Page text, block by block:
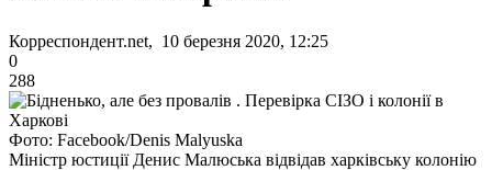
Корреспондент.net, 10 березня 2020, 12:25
0
288
Фото: Facebook/Denis Malyuska
Міністр юстиції Денис Малюська відвідав харківську колонію